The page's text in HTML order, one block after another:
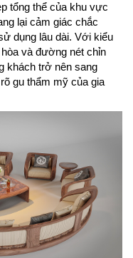
tổng thể của khu vực
lại cảm giác chắc
dụng lâu dài. Với kiểu
và đường nét chỉn
khách trở nên sang
gu thẩm mỹ của gia